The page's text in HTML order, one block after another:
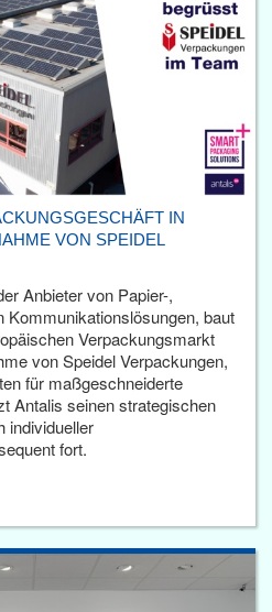
IN
VON SPEIDEL
Anbieter von Papier-,
Kommunikationslösungen, baut
Verpackungsmarkt
von Speidel Verpackungen,
für maßgeschneiderte
Antalis seinen strategischen
individueller
fort.